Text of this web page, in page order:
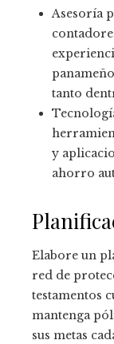
Asesoría
tanto
y
ahorro
Elabore un
red de
testamentos
mantenga
sus metas